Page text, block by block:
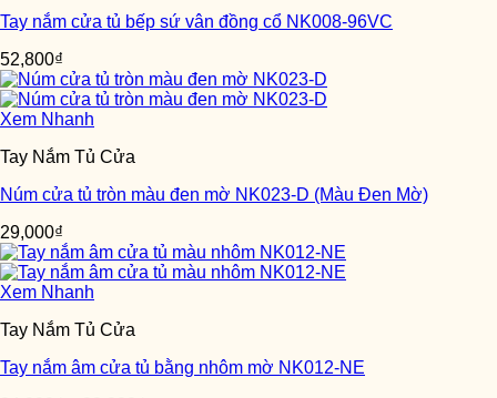
Tay nắm cửa tủ bếp sứ vân đồng cổ NK008-96VC
52,800₫
Xem Nhanh
Tay Nắm Tủ Cửa
Núm cửa tủ tròn màu đen mờ NK023-D (Màu Đen Mờ)
29,000₫
Xem Nhanh
Tay Nắm Tủ Cửa
Tay nắm âm cửa tủ bằng nhôm mờ NK012-NE